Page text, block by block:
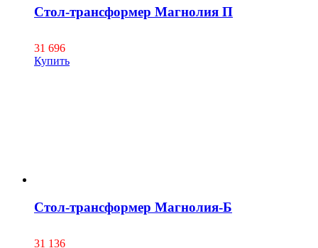
Стол-трансформер Магнолия П
31 696
Купить
Стол-трансформер Магнолия-Б
31 136